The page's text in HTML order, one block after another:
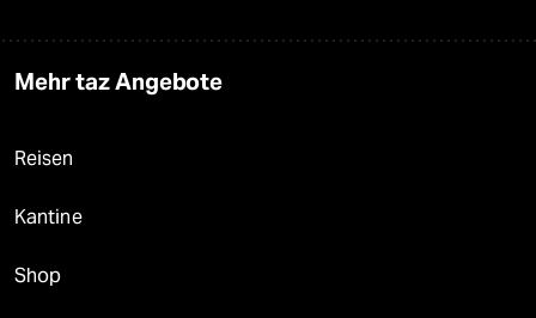
Mehr taz Angebote
Reisen
Kantine
Shop